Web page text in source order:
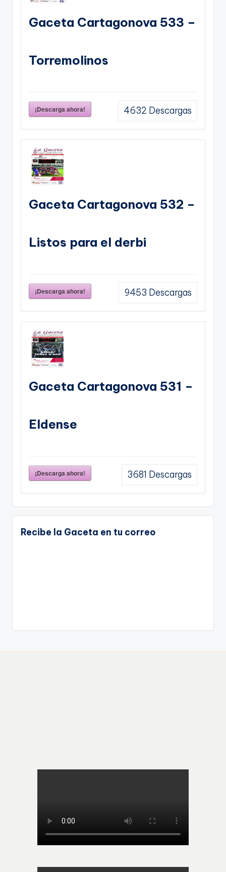
Gaceta Cartagonova 533 –
Torremolinos
¡Descarga ahora! 4632 Descargas
Gaceta Cartagonova 532 –
Listos para el derbi
¡Descarga ahora! 9453 Descargas
Gaceta Cartagonova 531 –
Eldense
¡Descarga ahora! 3681 Descargas
Recibe la Gaceta en tu correo